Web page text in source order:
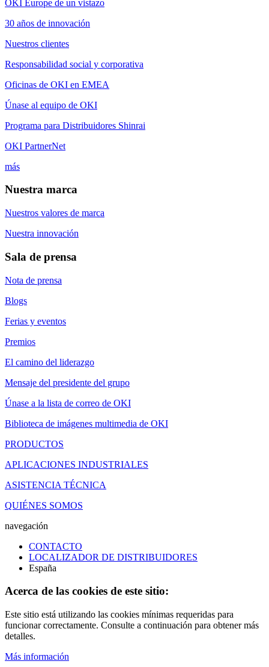
OKI Europe de un vistazo
30 años de innovación
Nuestros clientes
Responsabilidad social y corporativa
Oficinas de OKI en EMEA
Únase al equipo de OKI
Programa para Distribuidores Shinrai
OKI PartnerNet
más
Nuestra marca
Nuestros valores de marca
Nuestra innovación
Sala de prensa
Nota de prensa
Blogs
Ferias y eventos
Premios
El camino del liderazgo
Mensaje del presidente del grupo
Únase a la lista de correo de OKI
Biblioteca de imágenes multimedia de OKI
PRODUCTOS
APLICACIONES INDUSTRIALES
ASISTENCIA TÉCNICA
QUIÉNES SOMOS
navegación
CONTACTO
LOCALIZADOR DE DISTRIBUIDORES
España
Acerca de las cookies de este sitio:
Este sitio está utilizando las cookies mínimas requeridas para
funcionar correctamente. Consulte a continuación para obtener más
detalles.
Más información